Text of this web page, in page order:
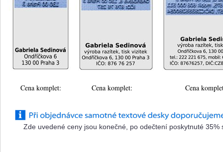
Cena komplet: Cena komplet: Cena
Zde uvedené ceny jsou konečné, po odečtení poskytnuté